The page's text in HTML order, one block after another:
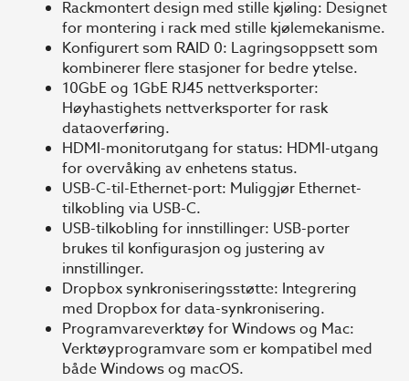
Rackmontert design med stille kjøling: Designet
for montering i rack med stille kjølemekanisme.
Konfigurert som RAID 0: Lagringsoppsett som
kombinerer flere stasjoner for bedre ytelse.
10GbE og 1GbE RJ45 nettverksporter:
Høyhastighets nettverksporter for rask
dataoverføring.
HDMI-monitorutgang for status: HDMI-utgang
for overvåking av enhetens status.
USB-C-til-Ethernet-port: Muliggjør Ethernet-
tilkobling via USB-C.
USB-tilkobling for innstillinger: USB-porter
brukes til konfigurasjon og justering av
innstillinger.
Dropbox synkroniseringsstøtte: Integrering
med Dropbox for data-synkronisering.
Programvareverktøy for Windows og Mac:
Verktøyprogramvare som er kompatibel med
både Windows og macOS.